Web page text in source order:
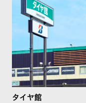
タイヤ館